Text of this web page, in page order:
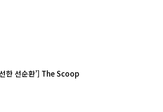
한 선순환’] The Scoop